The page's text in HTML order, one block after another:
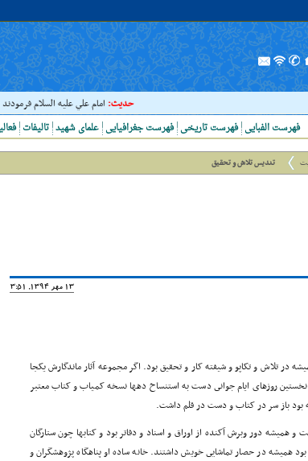
حدیث:امام علي عليه السلام فرمودند :
تالیفات علمای شهید فهرست جغرافیایی فهرست تاریخی فهرست الفبایی
تندیس تلاش و تحقیق
13 مهر 1394, 13:51
در تلاش و تکاپو و شیفته کار و تحقیق بود. اگر مجموعه آثار ماندگارش یکجا
روزهاى ایام جوانى دست به استنساخ دهها نسخه کمیاب و کتاب معتبر
بود باز سر در کتاب و دست در قلم داشت.
همیشه دور وبرش آکنده از اوراق و اسناد و دفاتر بود و کتابها چون ستارگان
همیشه در حصار تماشایى خویش داشتند. خانه ساده او پناهگاه پژوهشگران و